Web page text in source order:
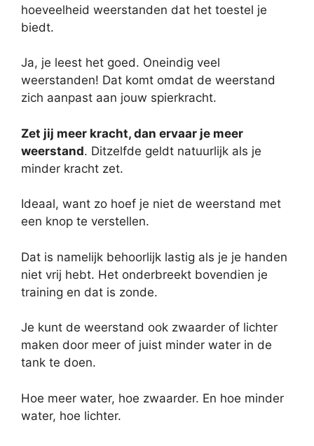
hoeveelheid weerstanden dat het toestel je
biedt.
Ja, je leest het goed. Oneindig veel
weerstanden! Dat komt omdat de weerstand
zich aanpast aan jouw spierkracht.
Zet jij meer kracht, dan ervaar je meer
weerstand. Ditzelfde geldt natuurlijk als je
minder kracht zet.
Ideaal, want zo hoef je niet de weerstand met
een knop te verstellen.
Dat is namelijk behoorlijk lastig als je je handen
niet vrij hebt. Het onderbreekt bovendien je
training en dat is zonde.
Je kunt de weerstand ook zwaarder of lichter
maken door meer of juist minder water in de
tank te doen.
Hoe meer water, hoe zwaarder. En hoe minder
water, hoe lichter.